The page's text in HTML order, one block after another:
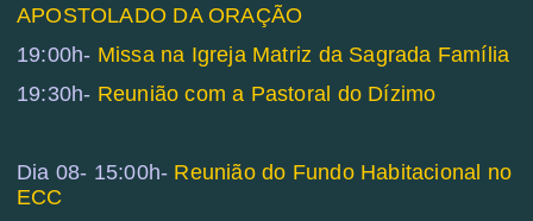
APOSTOLADO DA ORAÇÃO
19:00h- Missa na Igreja Matriz da Sagrada Família
19:30h- Reunião com a Pastoral do Dízimo
Dia 08- 15:00h- Reunião do Fundo Habitacional no
ECC